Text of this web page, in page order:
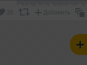
30 Добавить